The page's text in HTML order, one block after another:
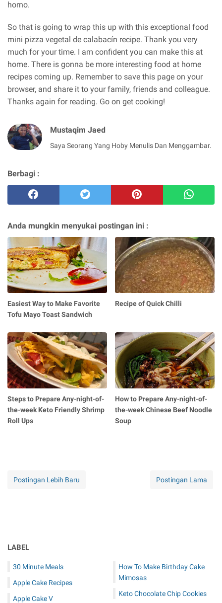
horno.
So that is going to wrap this up with this exceptional food
mini pizza vegetal de calabacín recipe. Thank you very
much for your time. I am confident you can make this at
home. There is gonna be more interesting food at home
recipes coming up. Remember to save this page on your
browser, and share it to your family, friends and colleague.
Thanks again for reading. Go on get cooking!
Mustaqim Jaed
Saya Seorang Yang Hoby Menulis Dan Menggambar.
Berbagi :
Anda mungkin menyukai postingan ini :
Easiest Way to Make Favorite
Tofu Mayo Toast Sandwich
Recipe of Quick Chilli
Steps to Prepare Any-night-of-
the-week Keto Friendly Shrimp
Roll Ups
How to Prepare Any-night-of-
the-week Chinese Beef Noodle
Soup
Postingan Lebih Baru Postingan Lama
LABEL
30 Minute Meals
Apple Cake Recipes
Apple Cake V
How To Make Birthday Cake
Mimosas
Keto Chocolate Chip Cookies